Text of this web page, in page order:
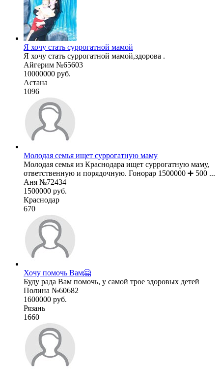
Я хочу стать суррогатной мамой
Я хочу стать суррогатной мамой,здорова .
Айгерим №65603
10000000 руб.
Астана
1096
Молодая семья ищет суррогатную маму
Молодая семья из Краснодара ищет суррогатную маму,
ответственную и порядочную. Гонорар 1500000 ➕ 500 ...
Аня №72434
1500000 руб.
Краснодар
670
Хочу помочь Вам🤗
Буду рада Вам помочь, у самой трое здоровых детей
Полина №60682
1600000 руб.
Рязань
1660